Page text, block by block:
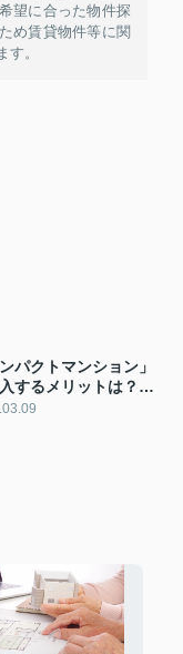
望に合った物件探
め賃貸物件等に関
す。
ンパクトマンション」
するメリットは？向
る方もご紹介！